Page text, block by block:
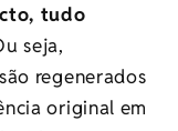
tudo
seja,
regenerados
original em